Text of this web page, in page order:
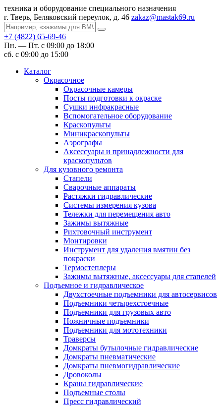
техника и оборудование специального назначения
г. Тверь, Беляковский переулок, д. 46 zakaz@mastak69.ru
+7 (4822) 65-69-46
Пн. — Пт. с 09:00 до 18:00
сб. с 09:00 до 15:00
Каталог
Окрасочное
Окрасочные камеры
Посты подготовки к окраске
Сушки инфракрасные
Вспомогательное оборудование
Краскопульты
Миникраскопульты
Аэрографы
Аксессуары и принадлежности для
краскопультов
Для кузовного ремонта
Стапели
Сварочные аппараты
Растяжки гидравлические
Системы измерения кузова
Тележки для перемещения авто
Зажимы вытяжные
Рихтовочный инструмент
Монтировки
Инструмент для удаления вмятин без
покраски
Термостеплеры
Зажимы вытяжные, аксессуары для стапелей
Подъемное и гидравлическое
Двухстоечные подъемники для автосервисов
Подъемники четырехстоечные
Подъемники для грузовых авто
Ножничные подъемники
Подъемники для мототехники
Траверсы
Домкраты бутылочные гидравлические
Домкраты пневматические
Домкраты пневмогидравлические
Дровоколы
Краны гидравлические
Подъемные столы
Пресс гидравлический